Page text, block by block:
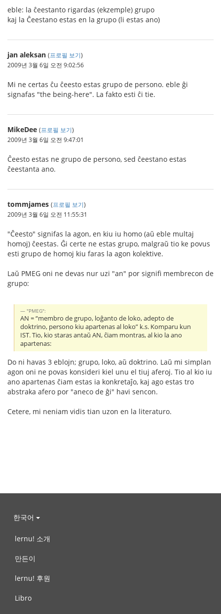
eble: la ĉeestanto rigardas (ekzemple) grupo
kaj la Ĉeestano estas en la grupo (li estas ano)
jan aleksan (프로필 보기)
2009년 3월 6일 오전 9:02:56
Mi ne certas ĉu ĉeesto estas grupo de persono. eble ĝi
signafas "the being-here". La fakto esti ĉi tie.
MikeDee (프로필 보기)
2009년 3월 6일 오전 9:47:01
Ĉeesto estas ne grupo de persono, sed ĉeestano estas
ĉeestanta ano.
tommjames (프로필 보기)
2009년 3월 6일 오전 11:55:31
"Ĉeesto" signifas la agon, en kiu iu homo (aŭ eble multaj
homoj) ĉeestas. Ĝi certe ne estas grupo, malgraŭ tio ke povus
esti grupo de homoj kiu faras la agon kolektive.
Laŭ PMEG oni ne devas nur uzi "an" por signifi membrecon de
grupo:
"PMEG":
AN = “membro de grupo, loĝanto de loko, adepto de
doktrino, persono kiu apartenas al loko” k.s. Komparu kun
IST. Tio, kio staras antaŭ AN, ĉiam montras, al kio la ano
apartenas:
Do ni havas 3 eblojn; grupo, loko, aŭ doktrino. Laŭ mi simplan
agon oni ne povas konsideri kiel unu el tiuj aferoj. Tio al kio iu
ano apartenas ĉiam estas ia konkretaĵo, kaj ago estas tro
abstraka afero por "aneco de ĝi" havi sencon.
Cetere, mi neniam vidis tian uzon en la literaturo.
한국어
lernu! 소개
만든이
lernu! 후원
Libro